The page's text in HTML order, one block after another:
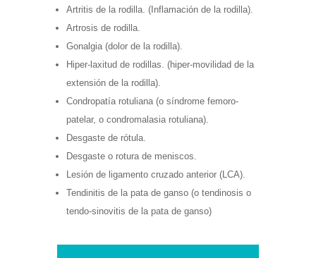
Artritis de la rodilla. (Inflamación de la rodilla).
Artrosis de rodilla.
Gonalgia (dolor de la rodilla).
Hiper-laxitud de rodillas. (hiper-movilidad de la
extensión de la rodilla).
Condropatía rotuliana (o síndrome femoro-
patelar, o condromalasia rotuliana).
Desgaste de rótula.
Desgaste o rotura de meniscos.
Lesión de ligamento cruzado anterior (LCA).
Tendinitis de la pata de ganso (o tendinosis o
tendo-sinovitis de la pata de ganso)